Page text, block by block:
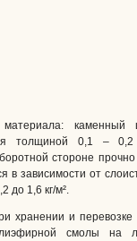
каменный
толщиной 0,1 –
стороне
в зависимости от
до 1,6 кг/м².
хранении и перевозке
смолы на